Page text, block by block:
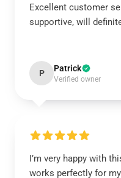
Excellent customer
supportive, will
P Patrick
Verified owner
I’m very happy with
works perfectly for